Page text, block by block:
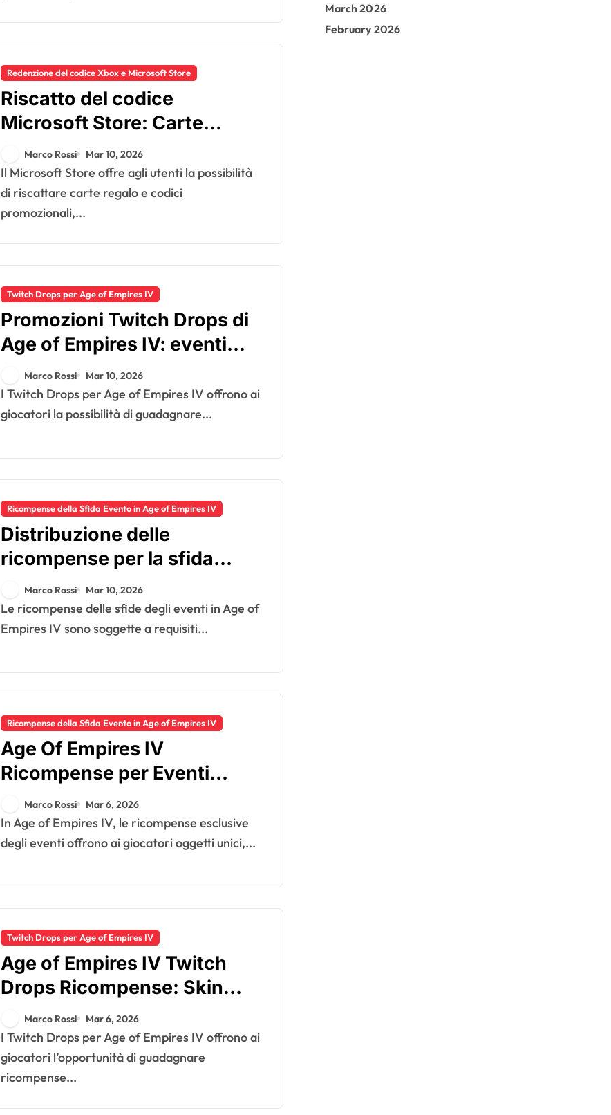
Redenzione del codice Xbox e Microsoft Store
Riscatto del codice
Microsoft Store: Carte
regalo, Codici promozionali,
Restrizioni regionali
Marco Rossi Mar 10, 2026
Il Microsoft Store offre agli utenti la possibilità
di riscattare carte regalo e codici
promozionali,...
Twitch Drops per Age of Empires IV
Promozioni Twitch Drops di
Age of Empires IV: eventi
speciali, offerte a tempo
limitato, coinvolgimento
della comunità
Marco Rossi Mar 10, 2026
I Twitch Drops per Age of Empires IV offrono ai
giocatori la possibilità di guadagnare...
Ricompense della Sfida Evento in Age of Empires IV
Distribuzione delle
ricompense per la sfida
dell’evento: requisiti di
idoneità, finestre di
richiesta, variazioni
Marco Rossi Mar 10, 2026
Le ricompense delle sfide degli eventi in Age of
Empires IV sono soggette a requisiti...
Ricompense della Sfida Evento in Age of Empires IV
Age Of Empires IV
Ricompense per Eventi
Esclusivi: Eventi speciali,
Articoli promozionali,
Disponibilità limitata
Marco Rossi Mar 6, 2026
In Age of Empires IV, le ricompense esclusive
degli eventi offrono ai giocatori oggetti unici,...
Twitch Drops per Age of Empires IV
Age of Empires IV Twitch
Drops Ricompense: Skin
esclusive, Oggetti di gioco,
Contenuti promozionali
Marco Rossi Mar 6, 2026
I Twitch Drops per Age of Empires IV offrono ai
giocatori l’opportunità di guadagnare
ricompense...
March 2026
February 2026